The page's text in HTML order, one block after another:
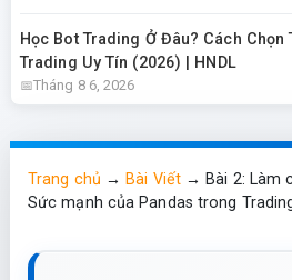
Học Bot Trading Ở Đâu? Cách Chọn
Trading Uy Tín (2026) | HNDL
Tháng 8 6, 2026
Trang chủ →Bài Viết→Bài 2: Làm
Sức mạnh của Pandas trong